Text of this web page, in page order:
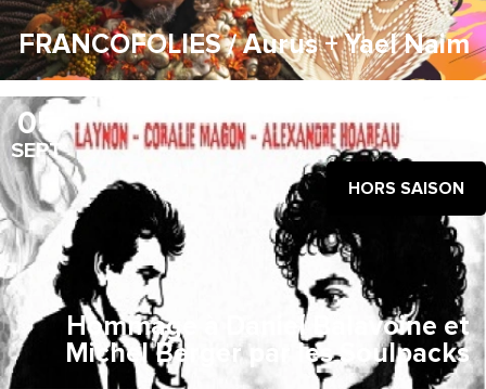
FRANCOFOLIES / Aurus + Yael Naim
HORS SAISON
05
SEPT
Hommage à Daniel Balavoine et
Michel Berger par les Soulpacks